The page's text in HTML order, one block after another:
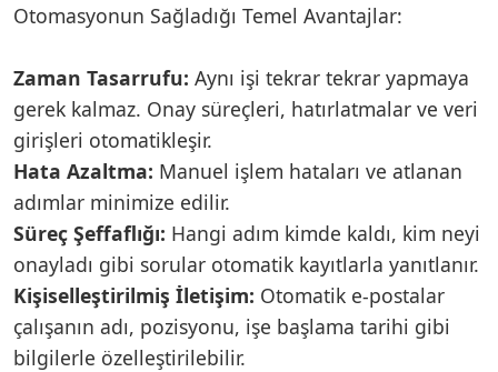
Otomasyonun Sağladığı Temel Avantajlar:
Zaman Tasarrufu: Aynı işi tekrar tekrar yapmaya
gerek kalmaz. Onay süreçleri, hatırlatmalar ve veri
girişleri otomatikleşir.
Hata Azaltma: Manuel işlem hataları ve atlanan
adımlar minimize edilir.
Süreç Şeffaflığı: Hangi adım kimde kaldı, kim neyi
onayladı gibi sorular otomatik kayıtlarla yanıtlanır.
Kişiselleştirilmiş İletişim: Otomatik e-postalar
çalışanın adı, pozisyonu, işe başlama tarihi gibi
bilgilerle özelleştirilebilir.